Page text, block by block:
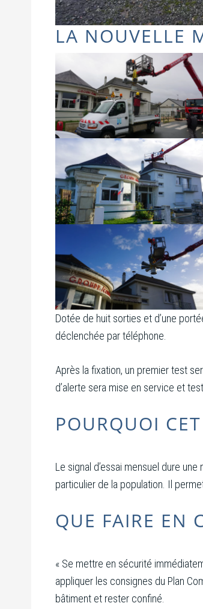
LA NOUVELLE
Dotée de huit sorties et d’une
déclenchée par téléphone.
Après la fixation, un premier test
d’alerte sera mise en service et
POURQUOI
Le signal d’essai mensuel dure
particulier de la population. Il
QUE FAIRE EN
« Se mettre en sécurité
appliquer les consignes du Plan
bâtiment et rester confiné.